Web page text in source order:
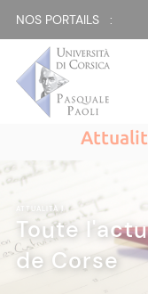
NOS PORTAILS :
ATTUALITÀ|
Toute
de Corse